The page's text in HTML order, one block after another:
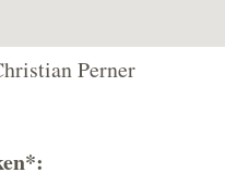
Perner